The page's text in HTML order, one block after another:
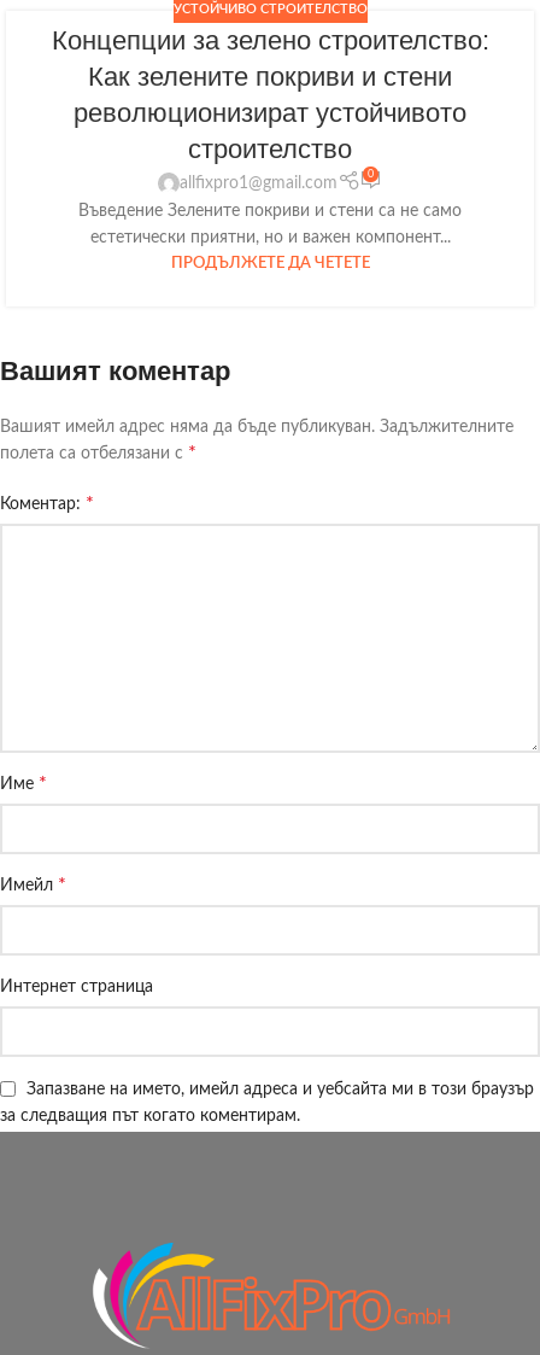
УСТОЙЧИВО СТРОИТЕЛСТВО
Концепции за зелено строителство:
Как зелените покриви и стени
революционизират устойчивото
строителство
allfixpro1@gmail.com
0
Въведение Зелените покриви и стени са не само
естетически приятни, но и важен компонент...
ПРОДЪЛЖЕТЕ ДА ЧЕТЕТЕ
Вашият коментар
Вашият имейл адрес няма да бъде публикуван. Задължителните
полета са отбелязани с *
Коментар: *
Име *
Имейл *
Интернет страница
Запазване на името, имейл адреса и уебсайта ми в този браузър
за следващия път когато коментирам.